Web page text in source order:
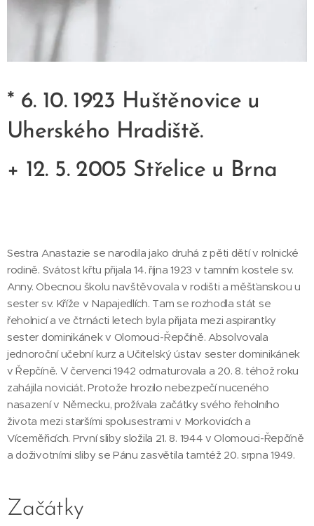
* 6. 10. 1923 Huštěnovice u
Uherského Hradiště.
+ 12. 5. 2005 Střelice u Brna
Sestra Anastazie se narodila jako druhá z pěti dětí v rolnické
rodině. Svátost křtu přijala 14. října 1923 v tamním kostele sv.
Anny. Obecnou školu navštěvovala v rodišti a měšťanskou u
sester sv. Kříže v Napajedlích. Tam se rozhodla stát se
řeholnicí a ve čtrnácti letech byla přijata mezi aspirantky
sester dominikánek v Olomouci-Řepčíně. Absolvovala
jednoroční učební kurz a Učitelský ústav sester dominikánek
v Řepčíně. V červenci 1942 odmaturovala a 20. 8. téhož roku
zahájila noviciát. Protože hrozilo nebezpečí nuceného
nasazení v Německu, prožívala začátky svého řeholního
života mezi staršími spolusestrami v Morkovicích a
Víceměřicích. První sliby složila 21. 8. 1944 v Olomouci-Řepčíně
a doživotními sliby se Pánu zasvětila tamtéž 20. srpna 1949.
Začátky